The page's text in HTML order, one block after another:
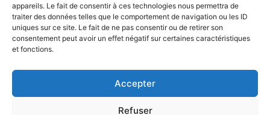
appareils. Le fait de consentir à ces technologies nous permettra de
traiter des données telles que le comportement de navigation ou les ID
uniques sur ce site. Le fait de ne pas consentir ou de retirer son
consentement peut avoir un effet négatif sur certaines caractéristiques
et fonctions.
Accepter
Refuser
Mon compte
Nous contacter
Mode paiement
Nos services
Politique de confidentialité
Politique de cookies (UE)